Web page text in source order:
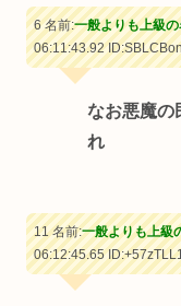
6 名前:一般よりも上級
06:11:43.92
なお悪魔の
れ
11 名前:一般よりも上級
06:12:45.65